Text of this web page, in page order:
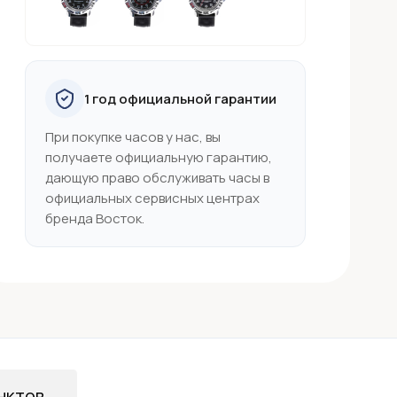
1 год официальной гарантии
При покупке часов у нас, вы
получаете официальную гарантию,
дающую право обслуживать часы в
официальных сервисных центрах
бренда Восток.